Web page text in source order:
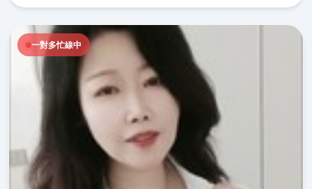
一對多忙線中